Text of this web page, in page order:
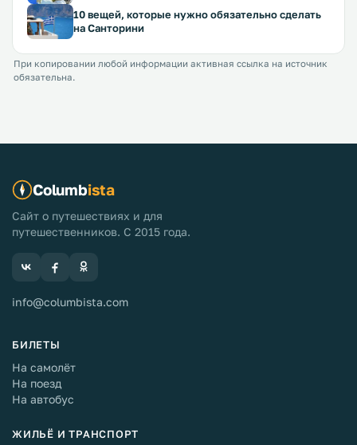
10 вещей, которые нужно обязательно сделать
на Санторини
При копировании любой информации активная ссылка на источник
обязательна.
Columbista
Сайт о путешествиях и для
путешественников. С 2015 года.
info@columbista.com
БИЛЕТЫ
На самолёт
На поезд
На автобус
ЖИЛЬЁ И ТРАНСПОРТ